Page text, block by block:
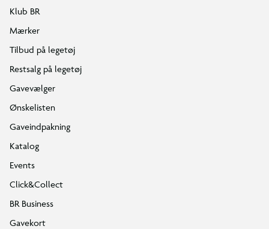
Klub BR
Mærker
Tilbud på legetøj
Restsalg på legetøj
Gavevælger
Ønskelisten
Gaveindpakning
Katalog
Events
Click&Collect
BR Business
Gavekort